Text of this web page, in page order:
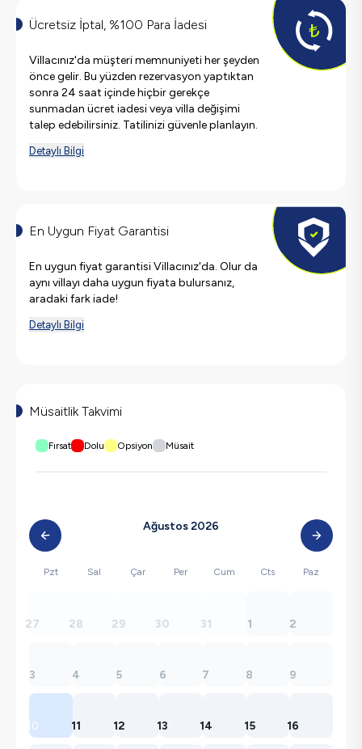
Ücretsiz İptal, %100 Para İadesi
Villacınız'da müşteri memnuniyeti her şeyden
önce gelir. Bu yüzden rezervasyon yaptıktan
sonra 24 saat içinde hiçbir gerekçe
sunmadan ücret iadesi veya villa değişimi
talep edebilirsiniz. Tatilinizi güvenle planlayın.
Detaylı Bilgi
En Uygun Fiyat Garantisi
En uygun fiyat garantisi Villacınız'da. Olur da
aynı villayı daha uygun fiyata bulursanız,
aradaki fark iade!
Detaylı Bilgi
Müsaitlik Takvimi
Fırsat Dolu Opsiyon Müsait
Ağustos 2026
Pzt Sal Çar Per Cum Cts Paz
27 28 29 30 31 1 2
3 4 5 6 7 8 9
10 11 12 13 14 15 16